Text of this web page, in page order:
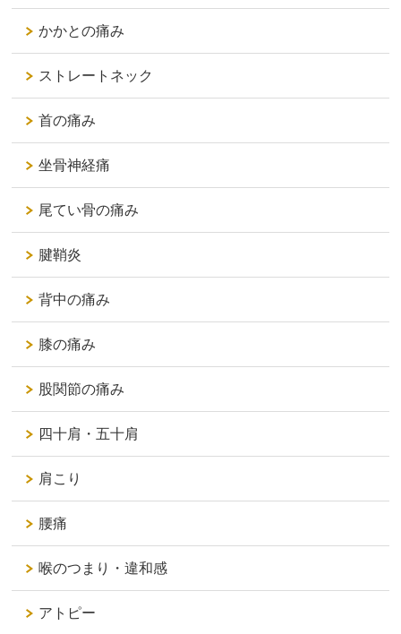
かかとの痛み
ストレートネック
首の痛み
坐骨神経痛
尾てい骨の痛み
腱鞘炎
背中の痛み
膝の痛み
股関節の痛み
四十肩・五十肩
肩こり
腰痛
喉のつまり・違和感
アトピー